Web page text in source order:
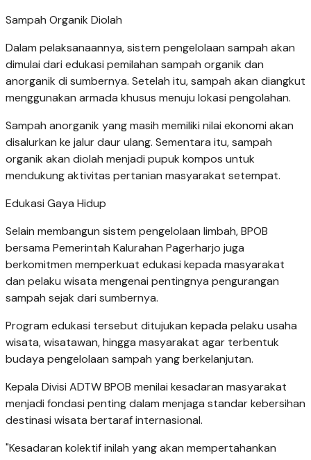
Sampah Organik Diolah
Dalam pelaksanaannya, sistem pengelolaan sampah akan
dimulai dari edukasi pemilahan sampah organik dan
anorganik di sumbernya. Setelah itu, sampah akan diangkut
menggunakan armada khusus menuju lokasi pengolahan.
Sampah anorganik yang masih memiliki nilai ekonomi akan
disalurkan ke jalur daur ulang. Sementara itu, sampah
organik akan diolah menjadi pupuk kompos untuk
mendukung aktivitas pertanian masyarakat setempat.
Edukasi Gaya Hidup
Selain membangun sistem pengelolaan limbah, BPOB
bersama Pemerintah Kalurahan Pagerharjo juga
berkomitmen memperkuat edukasi kepada masyarakat
dan pelaku wisata mengenai pentingnya pengurangan
sampah sejak dari sumbernya.
Program edukasi tersebut ditujukan kepada pelaku usaha
wisata, wisatawan, hingga masyarakat agar terbentuk
budaya pengelolaan sampah yang berkelanjutan.
Kepala Divisi ADTW BPOB menilai kesadaran masyarakat
menjadi fondasi penting dalam menjaga standar kebersihan
destinasi wisata bertaraf internasional.
"Kesadaran kolektif inilah yang akan mempertahankan